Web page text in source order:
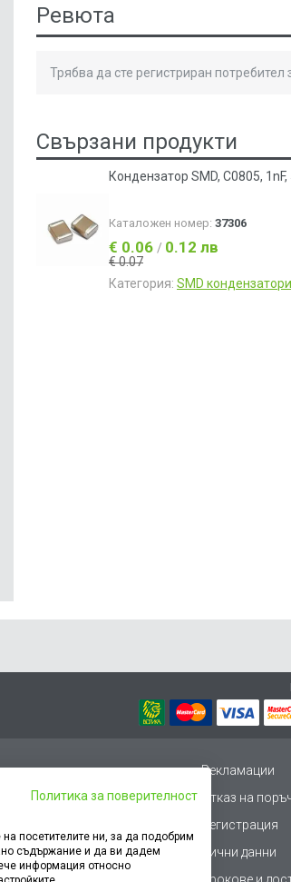
Ревюта
Трябва да сте регистриран
Свързани продукти
Кондензатор SMD, C0805, 1nF,
Каталожен номер: 37306
€ 0.06 / 0.12 лв
€ 0.07
Категория: SMD кондензатори
Рекламации
Отказ на
Регистрация
Лични данни
Политика за поверителност
посетителите ни, за да подобрим
съдържание и да ви дадем
информация относно